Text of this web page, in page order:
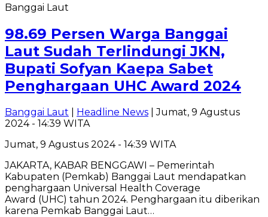
Banggai Laut
98.69 Persen Warga Banggai
Laut Sudah Terlindungi JKN,
Bupati Sofyan Kaepa Sabet
Penghargaan UHC Award 2024
Banggai Laut Headline News | Jumat, 9 Agustus
2024 - 14:39 WITA
Jumat, 9 Agustus 2024 - 14:39 WITA
JAKARTA, KABAR BENGGAWI – Pemerintah
Kabupaten (Pemkab) Banggai Laut mendapatkan
penghargaan Universal Health Coverage
Award (UHC) tahun 2024. Penghargaan itu diberikan
karena Pemkab Banggai Laut…